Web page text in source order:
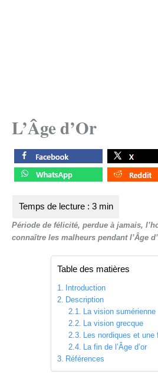
L’Âge d’Or
Période de félicité, perdue à jamais,
connaître les malheurs pendant l’Âge
Table des matières
Introduction
Description
La vision sumérienne
La vision grecque
Les nordiques et une
La fin de l’Âge d’or
Références